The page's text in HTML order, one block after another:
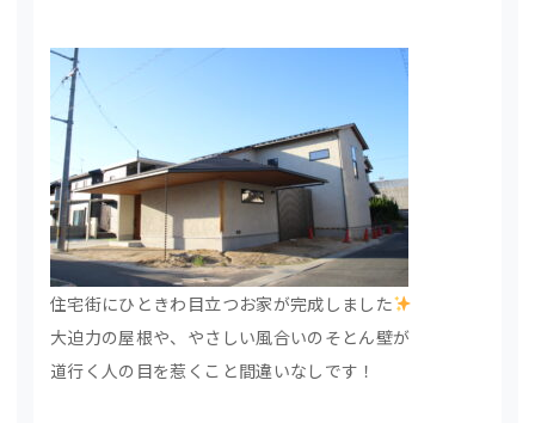
住宅街にひときわ目立つお家が完成しました
大迫力の屋根や、やさしい風合いのそとん壁が
道行く人の目を惹くこと間違いなしです！